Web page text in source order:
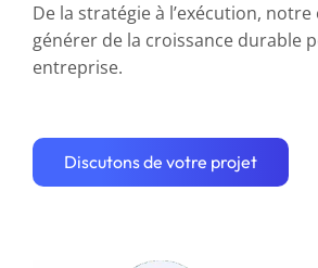
De la stratégie à l’exécution,
générer de la croissance durable
entreprise.
Discutons de votre projet